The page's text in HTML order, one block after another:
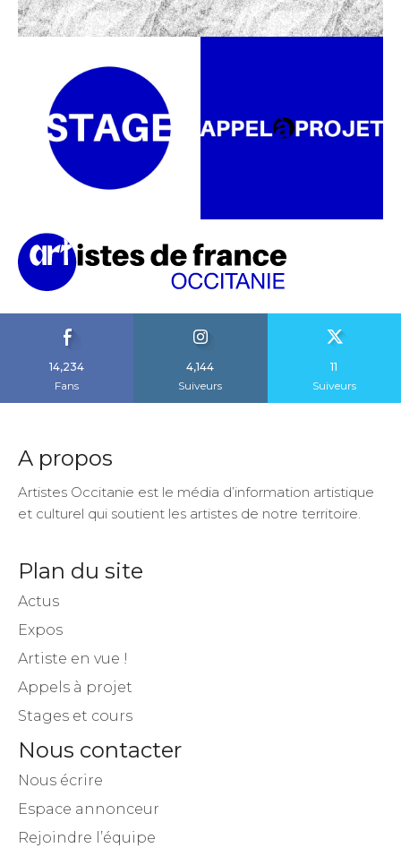
14,234
Fans
4,144
Suiveurs
11
Suiveurs
A propos
Artistes Occitanie est le média d’information artistique
et culturel qui soutient les artistes de notre territoire.
Plan du site
Actus
Expos
Artiste en vue !
Appels à projet
Stages et cours
Nous contacter
Nous écrire
Espace annonceur
Rejoindre l’équipe